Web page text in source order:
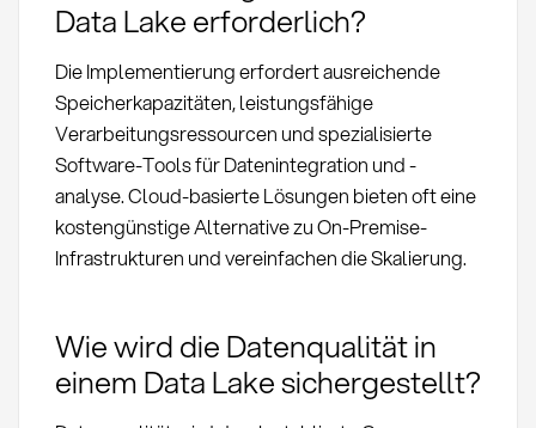
Data Lake erforderlich?
Die Implementierung erfordert ausreichende
Speicherkapazitäten, leistungsfähige
Verarbeitungsressourcen und spezialisierte
Software-Tools für Datenintegration und -
analyse. Cloud-basierte Lösungen bieten oft eine
kostengünstige Alternative zu On-Premise-
Infrastrukturen und vereinfachen die Skalierung.
Wie wird die Datenqualität in
einem Data Lake sichergestellt?